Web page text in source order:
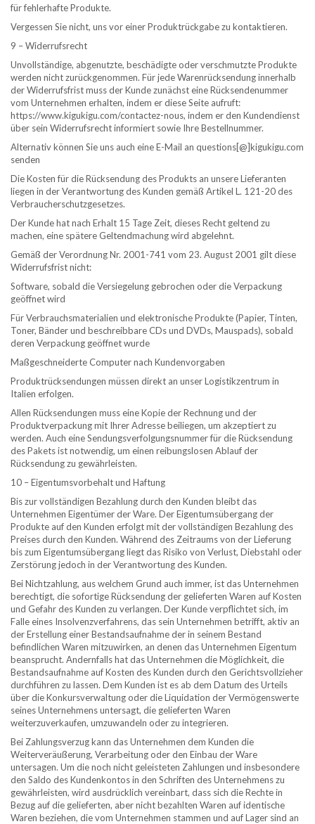
für fehlerhafte Produkte.
Vergessen Sie nicht, uns vor einer Produktrückgabe zu kontaktieren.
9 – Widerrufsrecht
Unvollständige, abgenutzte, beschädigte oder verschmutzte Produkte
werden nicht zurückgenommen. Für jede Warenrücksendung innerhalb
der Widerrufsfrist muss der Kunde zunächst eine Rücksendenummer
vom Unternehmen erhalten, indem er diese Seite aufruft:
https://www.kigukigu.com/contactez-nous, indem er den Kundendienst
über sein Widerrufsrecht informiert sowie Ihre Bestellnummer.
Alternativ können Sie uns auch eine E-Mail an questions[@]kigukigu.com
senden
Die Kosten für die Rücksendung des Produkts an unsere Lieferanten
liegen in der Verantwortung des Kunden gemäß Artikel L. 121-20 des
Verbraucherschutzgesetzes.
Der Kunde hat nach Erhalt 15 Tage Zeit, dieses Recht geltend zu
machen, eine spätere Geltendmachung wird abgelehnt.
Gemäß der Verordnung Nr. 2001-741 vom 23. August 2001 gilt diese
Widerrufsfrist nicht:
Software, sobald die Versiegelung gebrochen oder die Verpackung
geöffnet wird
Für Verbrauchsmaterialien und elektronische Produkte (Papier, Tinten,
Toner, Bänder und beschreibbare CDs und DVDs, Mauspads), sobald
deren Verpackung geöffnet wurde
Maßgeschneiderte Computer nach Kundenvorgaben
Produktrücksendungen müssen direkt an unser Logistikzentrum in
Italien erfolgen.
Allen Rücksendungen muss eine Kopie der Rechnung und der
Produktverpackung mit Ihrer Adresse beiliegen, um akzeptiert zu
werden. Auch eine Sendungsverfolgungsnummer für die Rücksendung
des Pakets ist notwendig, um einen reibungslosen Ablauf der
Rücksendung zu gewährleisten.
10 – Eigentumsvorbehalt und Haftung
Bis zur vollständigen Bezahlung durch den Kunden bleibt das
Unternehmen Eigentümer der Ware. Der Eigentumsübergang der
Produkte auf den Kunden erfolgt mit der vollständigen Bezahlung des
Preises durch den Kunden. Während des Zeitraums von der Lieferung
bis zum Eigentumsübergang liegt das Risiko von Verlust, Diebstahl oder
Zerstörung jedoch in der Verantwortung des Kunden.
Bei Nichtzahlung, aus welchem ​​Grund auch immer, ist das Unternehmen
berechtigt, die sofortige Rücksendung der gelieferten Waren auf Kosten
und Gefahr des Kunden zu verlangen. Der Kunde verpflichtet sich, im
Falle eines Insolvenzverfahrens, das sein Unternehmen betrifft, aktiv an
der Erstellung einer Bestandsaufnahme der in seinem Bestand
befindlichen Waren mitzuwirken, an denen das Unternehmen Eigentum
beansprucht. Andernfalls hat das Unternehmen die Möglichkeit, die
Bestandsaufnahme auf Kosten des Kunden durch den Gerichtsvollzieher
durchführen zu lassen. Dem Kunden ist es ab dem Datum des Urteils
über die Konkursverwaltung oder die Liquidation der Vermögenswerte
seines Unternehmens untersagt, die gelieferten Waren
weiterzuverkaufen, umzuwandeln oder zu integrieren.
Bei Zahlungsverzug kann das Unternehmen dem Kunden die
Weiterveräußerung, Verarbeitung oder den Einbau der Ware
untersagen. Um die noch nicht geleisteten Zahlungen und insbesondere
den Saldo des Kundenkontos in den Schriften des Unternehmens zu
gewährleisten, wird ausdrücklich vereinbart, dass sich die Rechte in
Bezug auf die gelieferten, aber nicht bezahlten Waren auf identische
Waren beziehen, die vom Unternehmen stammen und auf Lager sind an